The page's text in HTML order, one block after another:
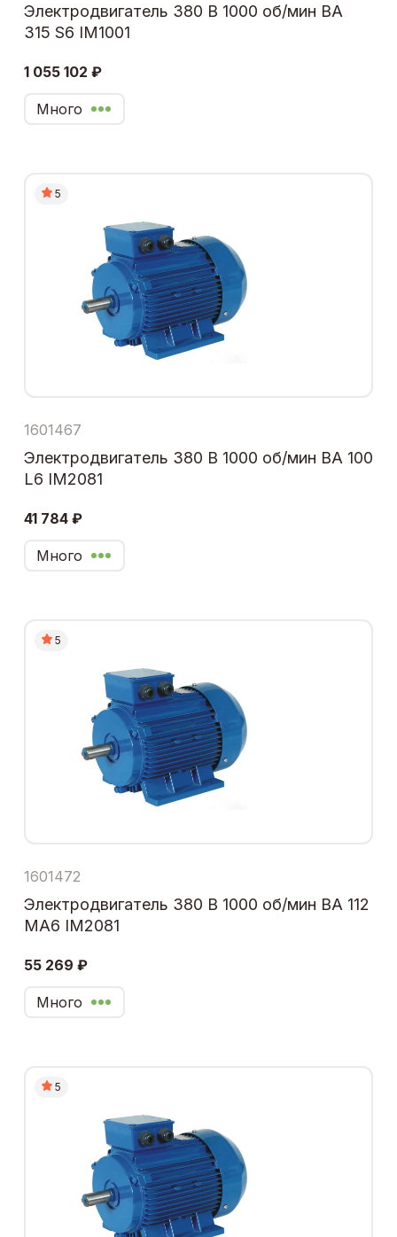
Электродвигатель 380 В 1000 об/мин ВА
315 S6 IM1001
1 055 102 ₽
Много
5
1601467
Электродвигатель 380 В 1000 об/мин ВА 100
L6 IM2081
41 784 ₽
Много
5
1601472
Электродвигатель 380 В 1000 об/мин ВА 112
МА6 IM2081
55 269 ₽
Много
5